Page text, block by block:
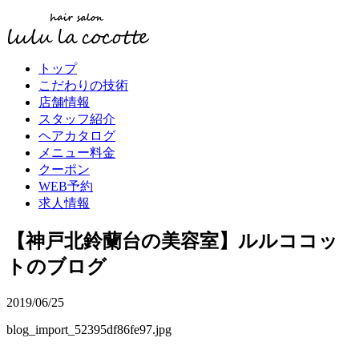
トップ
こだわりの技術
店舗情報
スタッフ紹介
ヘアカタログ
メニュー料金
クーポン
WEB予約
求人情報
【神戸北鈴蘭台の美容室】ルルココッ
トのブログ
2019/06/25
blog_import_52395df86fe97.jpg